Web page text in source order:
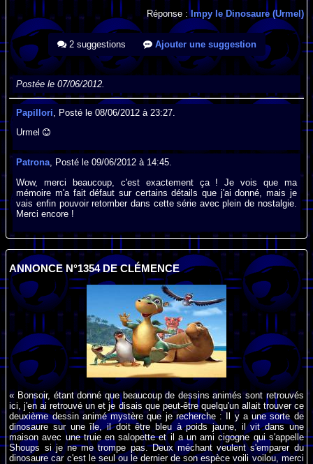
Réponse :Impy le Dinosaure (Urmel)
2 suggestions Ajouter une suggestion
Postée le 07/06/2012.
Papillori , Posté le 08/06/2012 à 23:27.
Urmel
Patrona, Posté le 09/06/2012 à 14:45.
Wow, merci beaucoup, c'est exactement ça ! Je vois que ma
mémoire m'a fait défaut sur certains détails que j'ai donné, mais je
vais enfin pouvoir retomber dans cette série avec plein de nostalgie.
Merci encore !
ANNONCE N°1354 DE CLÉMENCE
« Bonsoir, étant donné que beaucoup de dessins animés sont retrouvés
ici, j'en ai retrouvé un et je disais que peut-être quelqu'un allait trouver ce
deuxième dessin animé mystère que je recherche : Il y a une sorte de
dinosaure sur une île, il doit être bleu à poids jaune, il vit dans une
maison avec une truie en salopette et il a un ami cigogne qui s'appelle
Shoups si je ne me trompe pas. Deux méchant veulent s'emparer du
dinosaure car c'est le seul ou le dernier de son espèce voili voilou, merci